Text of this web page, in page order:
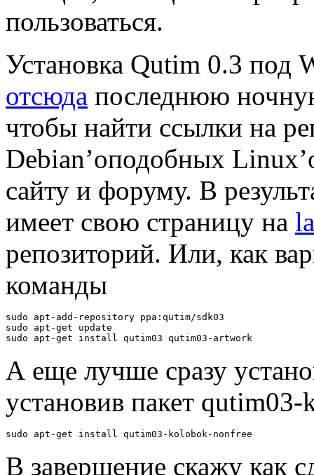
пользоваться.
Установка Qutim 0.3 под
отсюда последнюю
чтобы найти ссылки на
Debian’оподобных
сайту и форуму. В
имеет свою страницу на
репозиторий. Или, как
команды
sudo apt-add-repository ppa:qutim/sdk03
sudo apt-get update
sudo apt-get install qutim03 qutim03-artwork
А еще лучше сразу
установив пакет
sudo apt-get install qutim03-kolobok-nonfree
В завершение скажу как